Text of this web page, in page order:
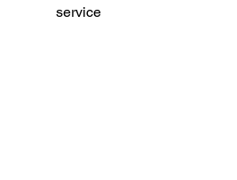
service